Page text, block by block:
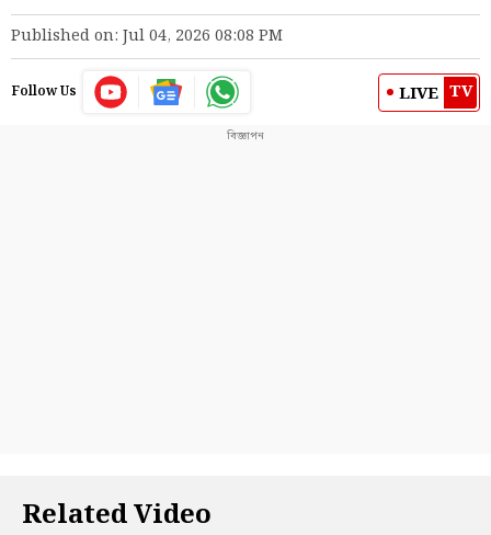
Published on: Jul 04, 2026 08:08 PM
Follow Us LIVE TV
Related Video